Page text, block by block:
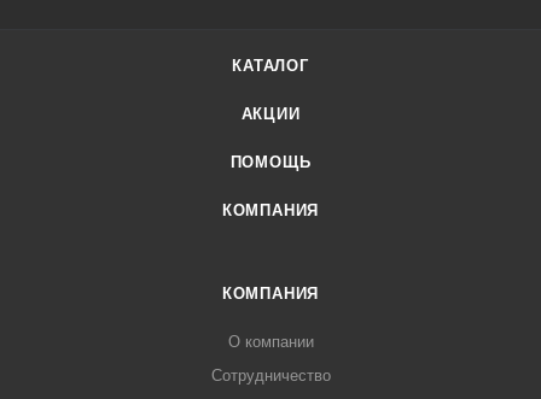
КАТАЛОГ
АКЦИИ
ПОМОЩЬ
КОМПАНИЯ
КОМПАНИЯ
О компании
Сотрудничество